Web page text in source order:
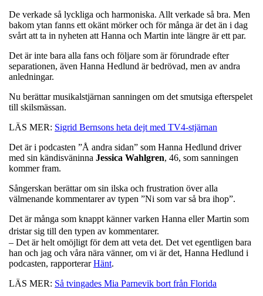
De verkade så lyckliga och harmoniska. Allt verkade så bra. Men
bakom ytan fanns ett okänt mörker och för många är det än i dag
svårt att ta in nyheten att Hanna och Martin inte längre är ett par.
Det är inte bara alla fans och följare som är förundrade efter
separationen, även Hanna Hedlund är bedrövad, men av andra
anledningar.
Nu berättar musikalstjärnan sanningen om det smutsiga efterspelet
till skilsmässan.
LÄS MER: Sigrid Bernsons heta dejt med TV4-stjärnan
Det är i podcasten ”Å andra sidan” som Hanna Hedlund driver
med sin kändisväninna Jessica Wahlgren, 46, som sanningen
kommer fram.
Sångerskan berättar om sin ilska och frustration över alla
välmenande kommentarer av typen ”Ni som var så bra ihop”.
Det är många som knappt känner varken Hanna eller Martin som
dristar sig till den typen av kommentarer.
– Det är helt omöjligt för dem att veta det. Det vet egentligen bara
han och jag och våra nära vänner, om vi är det, Hanna Hedlund i
podcasten, rapporterarHänt.
LÄS MER: Så tvingades Mia Parnevik bort från Florida